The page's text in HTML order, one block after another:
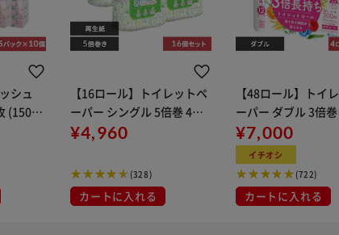
シュ
(150
【16ロール】トイレットペ
ーパー シングル 5倍巻 4ロ
ール×4個セットスマート
¥4,960
(328)
カートに入れる
【48ロール】トイ
ーパー ダブル 3倍
ル×12 スコッティ
¥7,000
イチオシ
(722)
カートに入れる